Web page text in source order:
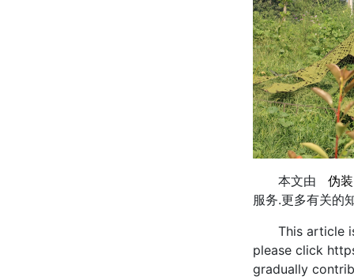
本文由 伪
服务.更多有关的
This article is
please click
gradually